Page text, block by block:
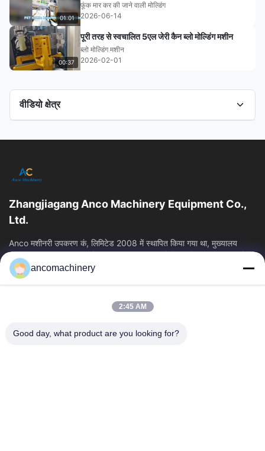
01:01
फूंक मार कर की जाने वाली मोल्डिंग
2026-06-14
00:37
पूरी तरह से स्वचालित 5एल जेरी कैन ब्लो मोल्डिंग मशीन
ब्लो मोल्डिंग मशीन
2026-02-01
वीडियो क्षेत्र
ब्लो मोल्डिंग मशीन
फूंक मार कर की जाने वाली मोल्डिंग
प्लास्टिक एक्सट्रूज़न ब्लो मोल्डिंग मशीन
Zhangjiagang Anco Machinery Equipment Co.,
Ltd.
Anco मशीनरी उपकरण कं, लिमिटेड 2008 में स्थापित किया गया था, मुख्यालय
Zhangjiagang शहर, सुज़ौ शहर, Jiangsu प्रांत में स्थित है। यह एक उद्यम है कि
त्वरित लिंक
हमारे बारे में
फैक्टरी यात्रा
गुणवत्ता नियंत्रण
ancomachinery
2:45 AM
Good day, what product are you looking for?